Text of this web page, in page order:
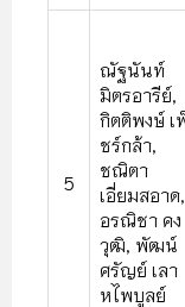
5
ณัฐนันท์
มิตรอารีย์,
กิตติพงษ์ เ
ชร์กล้า,
ชณิตา
เอี่ยมสอาด,
อรณิชา คง
วุฒิ, พัฒน์
ศรัญย์ เลา
หไพบูลย์